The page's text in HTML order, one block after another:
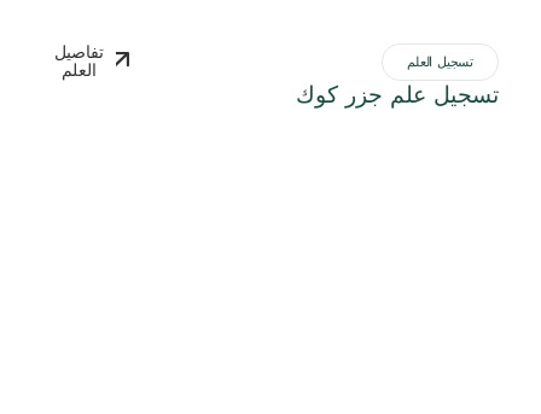
تسجيل العلم
تسجيل علم جزر كوك
تفاصيل
العلم